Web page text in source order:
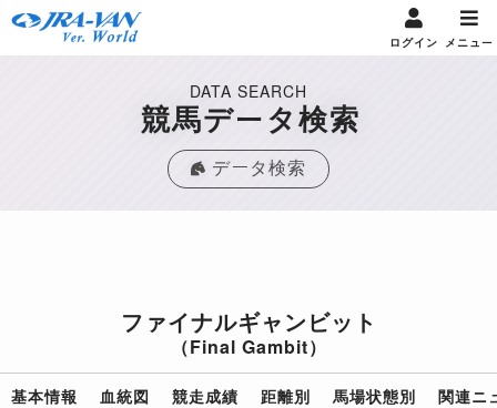
ログイン メニュー
DATA SEARCH
競馬データ検索
データ検索
ファイナルギャンビット
（Final Gambit）
基本情報 血統図 競走成績 距離別 馬場状態別 関連ニ